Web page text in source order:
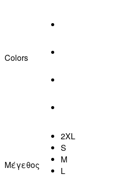
Colors
Μέγεθος
2XL
S
M
L